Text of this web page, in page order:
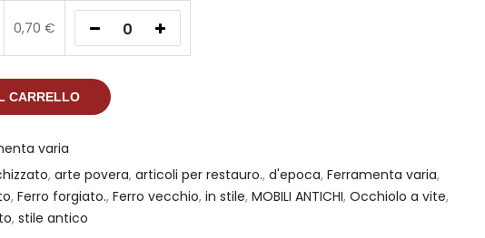
0,70 €
CARRELLO
varia
, arte povera, articoli per restauro., d'epoca, Ferramenta varia,
, Ferro forgiato., Ferro vecchio, in stile, MOBILI ANTICHI, Occhiolo a vite,
, stile antico